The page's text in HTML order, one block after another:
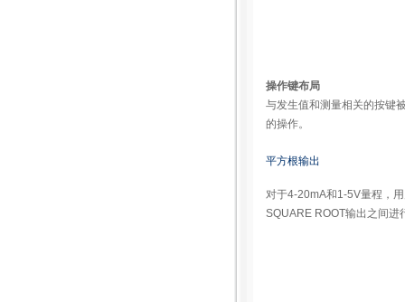
操作键布局
与发生值和测量相关的按键
的操作。
平方根输出
对于4-20mA和1-5V量程，
SQUARE ROOT输出之间进